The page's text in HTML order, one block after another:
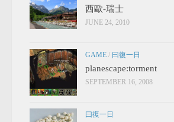
西歐-瑞士
JUNE 24, 2010
GAME / 曰復一日
planescape:torment
SEPTEMBER 16, 2008
曰復一日